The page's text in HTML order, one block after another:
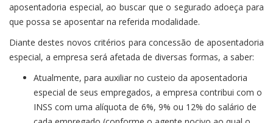
aposentadoria especial, ao buscar que o segurado adoeça para
que possa se aposentar na referida modalidade.
Diante destes novos critérios para concessão de aposentadoria
especial, a empresa será afetada de diversas formas, a saber:
Atualmente, para auxiliar no custeio da aposentadoria
especial de seus empregados, a empresa contribui com o
INSS com uma alíquota de 6%, 9% ou 12% do salário de